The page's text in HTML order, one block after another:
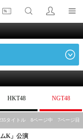
HKT48 NGT48
タイトル 8ページ中 7ページ目
K」公演